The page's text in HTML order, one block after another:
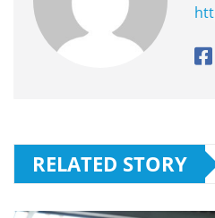
RELATED STORY